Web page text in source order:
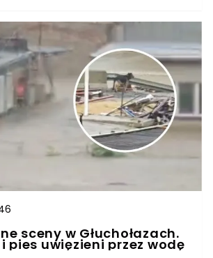
budzi grozę. Widać na nim siłę,
się przez miasta.
sceny w Głuchołazach.
pies uwięzieni przez wodę